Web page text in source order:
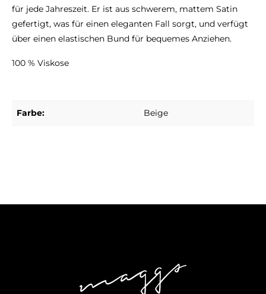
für jede Jahreszeit. Er ist aus schwerem, mattem Satin
gefertigt, was für einen eleganten Fall sorgt, und verfügt
über einen elastischen Bund für bequemes Anziehen.
100 % Viskose
Farbe: Beige